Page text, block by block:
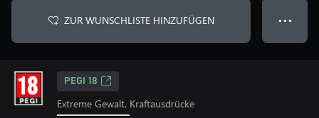
ZUR WUNSCHLISTE HINZUFÜGEN ● ● ●
PEGI 18
Extreme Gewalt, Kraftausdrücke